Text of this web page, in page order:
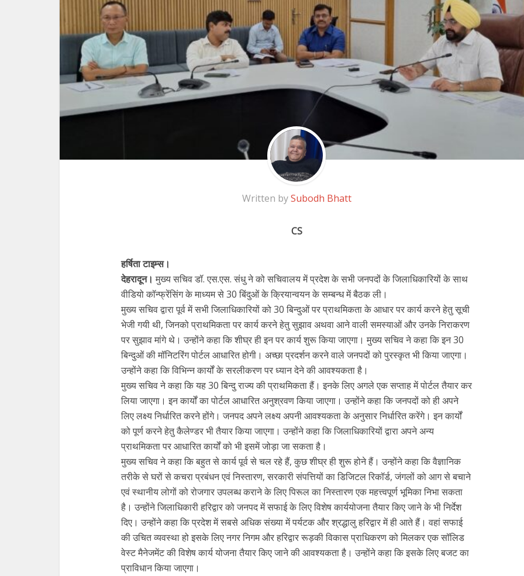
Written bySubodh Bhatt
CS
हर्षिता टाइम्स।
देहरादून। मुख्य सचिव डॉ. एस.एस. संधु ने को सचिवालय में प्रदेश के सभी जनपदों के जिलाधिकारियों के साथ
वीडियो कॉन्फ्रेंसिंग के माध्यम से 30 बिंदुओं के क्रियान्वयन के सम्बन्ध में बैठक ली।
मुख्य सचिव द्वारा पूर्व में सभी जिलाधिकारियों को 30 बिन्दुओं पर प्राथमिकता के आधार पर कार्य करने हेतु सूची
भेजी गयी थी, जिनको प्राथमिकता पर कार्य करने हेतु सुझाव अथवा आने वाली समस्याओं और उनके निराकरण
पर सुझाव मांगे थे। उन्होंने कहा कि शीघ्र ही इन पर कार्य शुरू किया जाएगा। मुख्य सचिव ने कहा कि इन 30
बिन्दुओं की मॉनिटरिंग पोर्टल आधारित होगी। अच्छा प्रदर्शन करने वाले जनपदों को पुरस्कृत भी किया जाएगा।
उन्होंने कहा कि विभिन्न कार्यों के सरलीकरण पर ध्यान देने की आवश्यकता है।
मुख्य सचिव ने कहा कि यह 30 बिन्दु राज्य की प्राथमिकता हैं। इनके लिए अगले एक सप्ताह में पोर्टल तैयार कर
लिया जाएगा। इन कार्यों का पोर्टल आधारित अनुश्रवण किया जाएगा। उन्होंने कहा कि जनपदों को ही अपने
लिए लक्ष्य निर्धारित करने होंगे। जनपद अपने लक्ष्य अपनी आवश्यकता के अनुसार निर्धारित करेंगे। इन कार्यों
को पूर्ण करने हेतु कैलेण्डर भी तैयार किया जाएगा। उन्होंने कहा कि जिलाधिकारियों द्वारा अपने अन्य
प्राथमिकता पर आधारित कार्यों को भी इसमें जोड़ा जा सकता है।
मुख्य सचिव ने कहा कि बहुत से कार्य पूर्व से चल रहे हैं, कुछ शीघ्र ही शुरू होने हैं। उन्होंने कहा कि वैज्ञानिक
तरीके से घरों से कचरा प्रबंधन एवं निस्तारण, सरकारी संपत्तियों का डिजिटल रिकॉर्ड, जंगलों को आग से बचाने
एवं स्थानीय लोगों को रोजगार उपलब्ध कराने के लिए पिरूल का निस्तारण एक महत्त्वपूर्ण भूमिका निभा सकता
है। उन्होंने जिलाधिकारी हरिद्वार को जनपद में सफाई के लिए विशेष कार्ययोजना तैयार किए जाने के भी निर्देश
दिए। उन्होंने कहा कि प्रदेश में सबसे अधिक संख्या में पर्यटक और श्रद्धालु हरिद्वार में ही आते हैं। वहां सफाई
की उचित व्यवस्था हो इसके लिए नगर निगम और हरिद्वार रूड़की विकास प्राधिकरण को मिलकर एक सॉलिड
वेस्ट मैनेजमेंट की विशेष कार्य योजना तैयार किए जाने की आवश्यकता है। उन्होंने कहा कि इसके लिए बजट का
प्राविधान किया जाएगा।